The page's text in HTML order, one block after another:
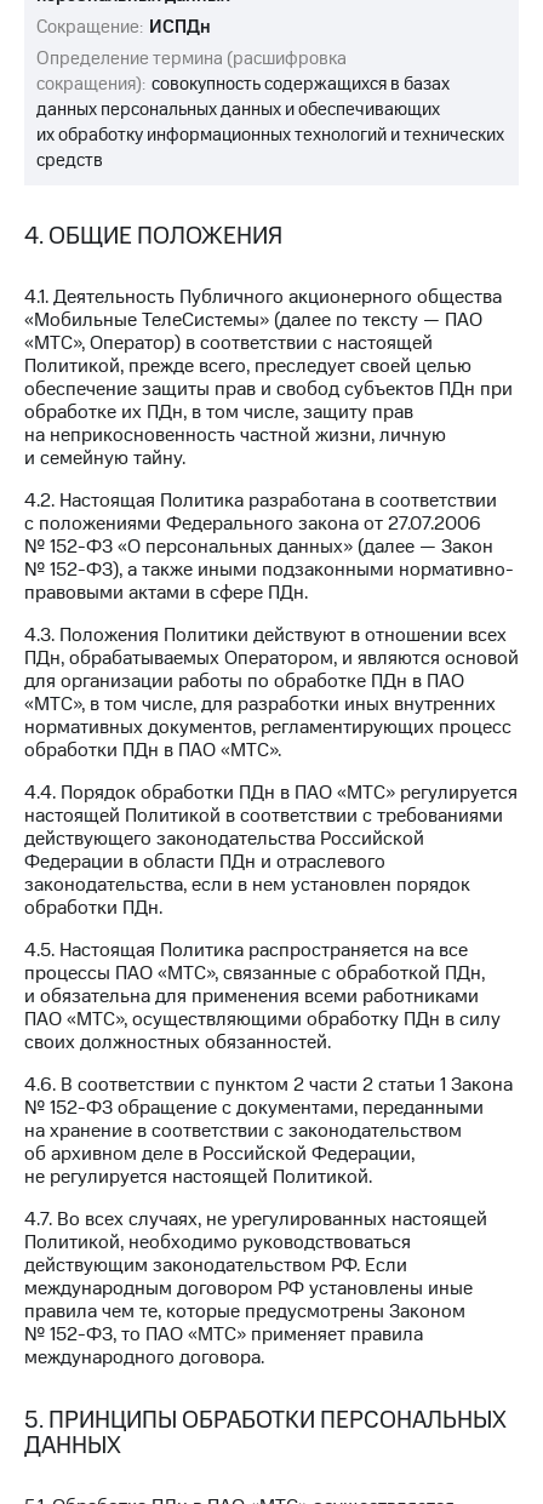
Сокращение: ИСПДн
Определение термина (расшифровка
сокращения): совокупность содержащихся в базах
данных персональных данных и обеспечивающих
их обработку информационных технологий и технических
средств
4. ОБЩИЕ ПОЛОЖЕНИЯ
4.1. Деятельность Публичного акционерного общества
«Мобильные ТелеСистемы» (далее по тексту — ПАО
«МТС», Оператор) в соответствии с настоящей
Политикой, прежде всего, преследует своей целью
обеспечение защиты прав и свобод субъектов ПДн при
обработке их ПДн, в том числе, защиту прав
на неприкосновенность частной жизни, личную
и семейную тайну.
4.2. Настоящая Политика разработана в соответствии
с положениями Федерального закона от 27.07.2006
№ 152-ФЗ «О персональных данных» (далее — Закон
№ 152-ФЗ), а также иными подзаконными нормативно-
правовыми актами в сфере ПДн.
4.3. Положения Политики действуют в отношении всех
ПДн, обрабатываемых Оператором, и являются основой
для организации работы по обработке ПДн в ПАО
«МТС», в том числе, для разработки иных внутренних
нормативных документов, регламентирующих процесс
обработки ПДн в ПАО «МТС».
4.4. Порядок обработки ПДн в ПАО «МТС» регулируется
настоящей Политикой в соответствии с требованиями
действующего законодательства Российской
Федерации в области ПДн и отраслевого
законодательства, если в нем установлен порядок
обработки ПДн.
4.5. Настоящая Политика распространяется на все
процессы ПАО «МТС», связанные с обработкой ПДн,
и обязательна для применения всеми работниками
ПАО «МТС», осуществляющими обработку ПДн в силу
своих должностных обязанностей.
4.6. В соответствии с пунктом 2 части 2 статьи 1 Закона
№ 152-ФЗ обращение с документами, переданными
на хранение в соответствии с законодательством
об архивном деле в Российской Федерации,
не регулируется настоящей Политикой.
4.7. Во всех случаях, не урегулированных настоящей
Политикой, необходимо руководствоваться
действующим законодательством РФ. Если
международным договором РФ установлены иные
правила чем те, которые предусмотрены Законом
№ 152-ФЗ, то ПАО «МТС» применяет правила
международного договора.
5. ПРИНЦИПЫ ОБРАБОТКИ ПЕРСОНАЛЬНЫХ
ДАННЫХ